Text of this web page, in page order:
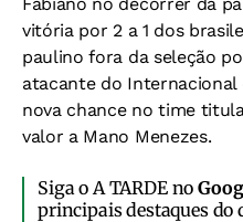
vitória por 2 a 1 dos
paulino fora da seleção
atacante do Internacional
nova chance no time
valor a Mano Menezes.
Siga o A TARDE no
principais destaques do